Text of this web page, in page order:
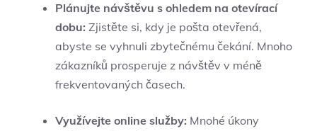
Plánujte návštěvu s ohledem na otevírací
dobu: Zjistěte si, kdy je pošta otevřená,
abyste se vyhnuli zbytečnému čekání. Mnoho
zákazníků prosperuje z návštěv v méně
frekventovaných časech.
Využívejte online služby: Mnohé úkony